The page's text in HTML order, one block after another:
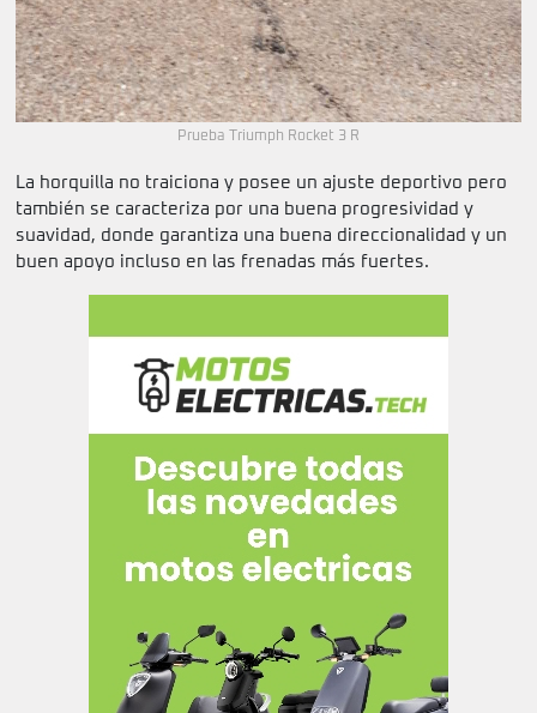
Prueba Triumph Rocket 3 R
La horquilla no traiciona y posee un ajuste deportivo pero
también se caracteriza por una buena progresividad y
suavidad, donde garantiza una buena direccionalidad y un
buen apoyo incluso en las frenadas más fuertes.